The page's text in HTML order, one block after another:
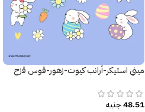
ميني استيكر-أرانب كيوت-زهور-قوس قزح
48.51جنيه